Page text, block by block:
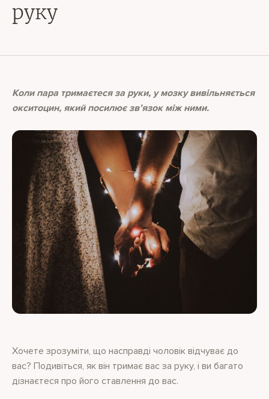
руку
Коли пара тримаєтеся за руки, у мозку вивільняється
окситоцин, який посилює зв’язок між ними.
Хочете зрозуміти, що насправді чоловік відчуває до
вас? Подивіться, як він тримає вас за руку, і ви багато
дізнаєтеся про його ставлення до вас.